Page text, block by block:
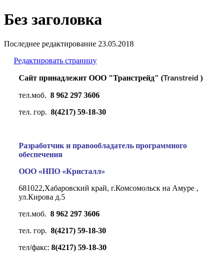
Без заголовка
Последнее редактирование 23.05.2018
Редактировать страницу
Сайт принадлежит ООО "Транстрейд" (Transtreid )
тел.моб. 8 962 297 3606
тел. гор. 8(4217) 59-18-30
Разработчик и правообладатель программного
обеспечения
ООО «НПО «Кристалл»
681022,Хабаровский край, г.Комсомольск на Амуре ,
ул.Кирова д.5
тел.моб. 8 962 297 3606
тел. гор. 8(4217) 59-18-30
тел/факс: 8(4217) 59-18-30